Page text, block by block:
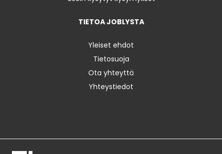
TIETOA JOBLYSTA
Yleiset ehdot
Tietosuoja
Ota yhteyttä
Yhteystiedot